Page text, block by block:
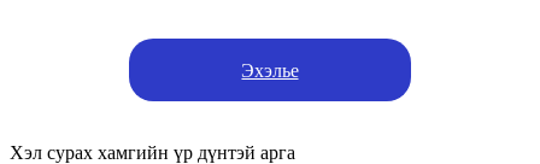
Эхэлье
Хэл сурах хамгийн үр дүнтэй арга